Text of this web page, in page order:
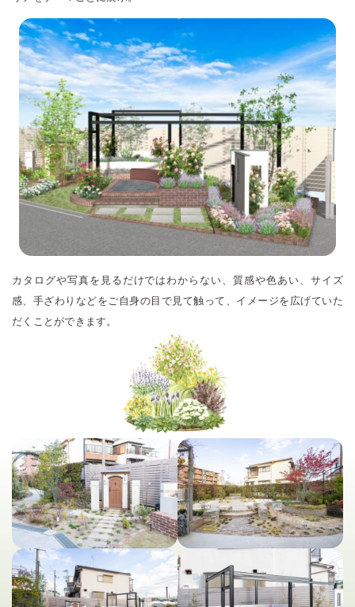
カタログや写真を見るだけではわからない、質感や色あい、サイズ
感、手ざわりなどをご自身の目で見て触って、イメージを広げていた
だくことができます。